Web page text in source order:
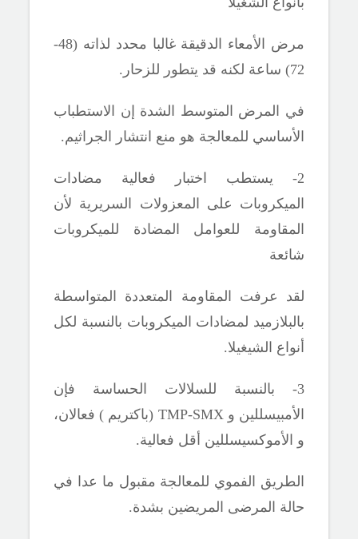
مرض الأمعاء الدقيقة غالبا محدد لذاته (48-
72) ساعة لكنه قد يتطور للزحار.
في المرض المتوسط الشدة إن الاستطباب
الأساسي للمعالجة هو منع انتشار الجراثيم.
2- يستطب اختبار فعالية مضادات
الميكروبات على المعزولات السريرية لأن
المقاومة للعوامل المضادة للميكروبات
شائعة
لقد عرفت المقاومة المتعددة المتواسطة
بالبلازميد لمضادات الميكروبات بالنسبة لكل
أنواع الشيغيلا.
3- بالنسبة للسلالات الحساسة فإن
الأمبيسللين و TMP-SMX (باكتريم ) فعالان،
و الأموكسيسللين أقل فعالية.
الطريق الفموي للمعالجة مقبول ما عدا في
حالة المرضى المريضين بشدة.